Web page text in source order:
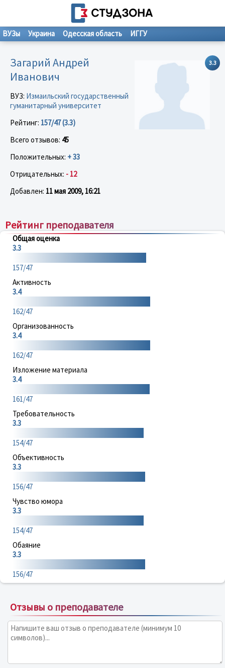
ВУЗы Украина Одесская область ИГГУ
3.3
Загарий Андрей
Иванович
ВУЗ: Измаильский государственный
гуманитарный университет
Рейтинг: 157/47 (3.3)
Всего отзывов: 45
Положительных: + 33
Отрицательных: - 12
Добавлен: 11 мая 2009, 16:21
Рейтинг преподавателя
Общая оценка
3.3
157/47
Активность
3.4
162/47
Организованность
3.4
162/47
Изложение материала
3.4
161/47
Требовательность
3.3
154/47
Объективность
3.3
156/47
Чувство юмора
3.3
154/47
Обаяние
3.3
156/47
Отзывы о преподавателе